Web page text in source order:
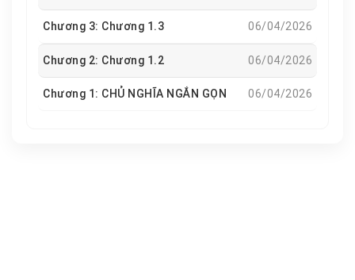
Chương 3: Chương 1.3 06/04/2026
Chương 2: Chương 1.2 06/04/2026
Chương 1: CHỦ NGHĨA NGẮN GỌN 06/04/2026